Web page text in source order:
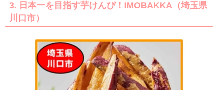
3. 日本一を目指す芋けんぴ！IMOBAKKA（埼玉県
川口市）